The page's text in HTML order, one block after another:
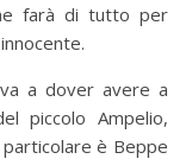
farà di tutto per
a dover avere a
piccolo Ampelio,
particolare è Beppe